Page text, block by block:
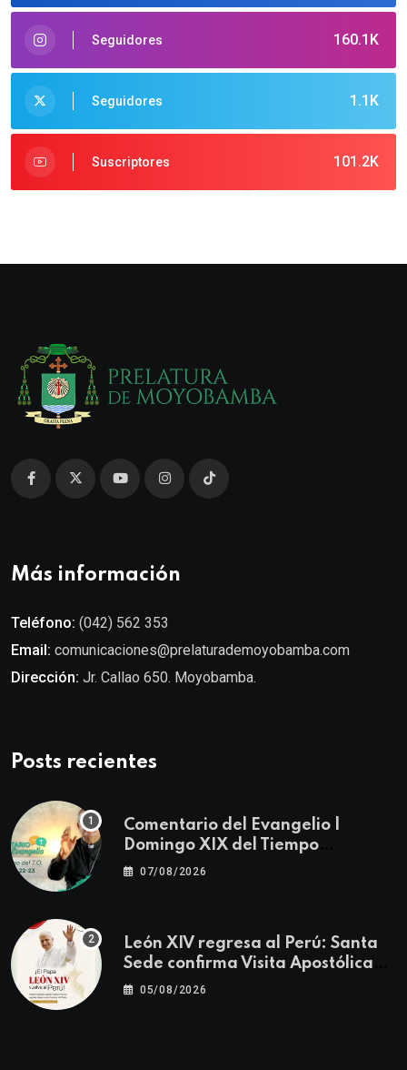
160.1K
Seguidores
1.1K
Seguidores
101.2K
Suscriptores
Más información
Teléfono: (042) 562 353
Email: comunicaciones@prelaturademoyobamba.com
Dirección: Jr. Callao 650. Moyobamba.
Posts recientes
Comentario del Evangelio |
Domingo XIX del Tiempo
Ordinario | Mateo 14, 22-23
07/08/2026
León XIV regresa al Perú: Santa
Sede confirma Visita Apostólica
del 11 al 17 de noviembre
05/08/2026